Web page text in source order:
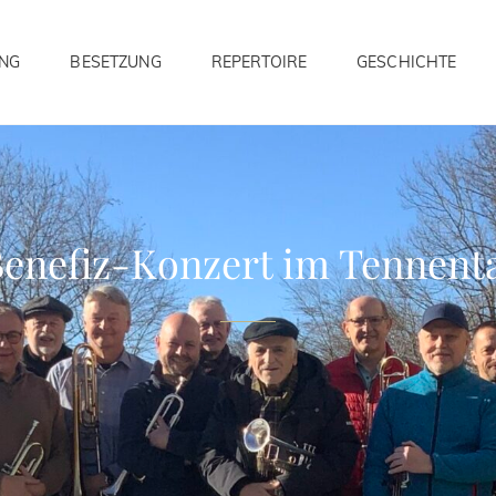
BESETZUNG REPERTOIRE GESCHICHTE
Konzert im